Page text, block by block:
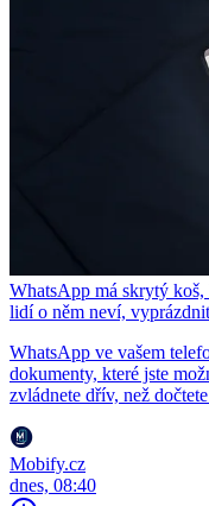
WhatsApp má skrytý
lidí o něm neví,
WhatsApp ve vašem
dokumenty, které jste
zvládnete dřív, než
Mobify.cz
dnes, 08:40